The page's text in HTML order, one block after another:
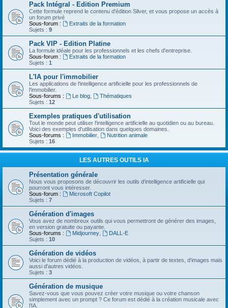
Pack Intégral - Edition Premium
Cette formule reprend le contenu d'édition Silver, et vous propose un accès à
un forum privé
Sous-forum :
Extraits de la formation
Sujets : 9
Pack VIP - Edition Platine
La formule idéale pour les professionnels et les chefs d'entreprise.
Sous-forum :
Extraits de la formation
Sujets : 1
L'IA pour l'immobilier
Les applications de l'intelligence artificielle pour les professionnels de
l'immobilier.
Sous-forums :
Le blog,
Thématiques
Sujets : 12
Exemples pratiques d'utilisation
Tout le monde peut utiliser l'intelligence artificielle au quotidien ou au bureau.
Voici des exemples d'utilisation dans quelques domaines.
Sous-forums :
Immobilier,
Nutrition animale
Sujets : 16
LES AUTRES OUTILS IA
Présentation générale
Nous vous proposons de découvrir les outils d'intelligence artificielle qui
pourront vous intéresser.
Sous-forum :
Microsoft Copilot
Sujets : 7
Génération d'images
Vous avez de nombreux outils qui vous permettront de générer des images,
en version gratuite ou payante.
Sous-forums :
Midjourney,
DALL-E
Sujets : 10
Génération de vidéos
Voici le forum dédié à la production de vidéos, à partir de textes, d'images mais
aussi d'autres vidéos.
Sujets : 3
Génération de musique
Savez-vous que vous pouvez créer votre musique ou votre chanson
simplement avec un prompt ? Ce forum est dédié à la création musicale avec
l'IA.